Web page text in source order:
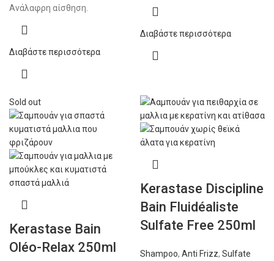
Ανάλαφρη αίσθηση.
Διαβάστε περισσότερα
Διαβάστε περισσότερα
Sold out
Kerastase Bain
Oléo-Relax 250ml
Kerastase Discipline
Bain Fluidéaliste
Sulfate Free 250ml
Shampoo, Anti Frizz, Sulfate